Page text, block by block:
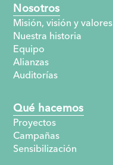
Nosotros
Misión, visión y valores
Nuestra historia
Equipo
Alianzas
Auditorías
Qué hacemos
Proyectos
Campañas
Sensibilización